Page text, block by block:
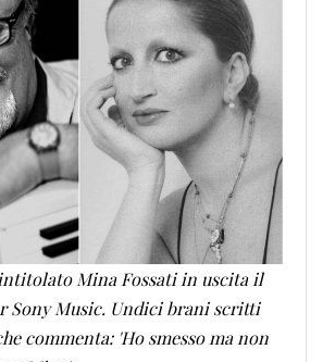
Mina Fossati in uscita il
Sony Music. Undici brani scritti
commenta: 'Ho smesso ma non